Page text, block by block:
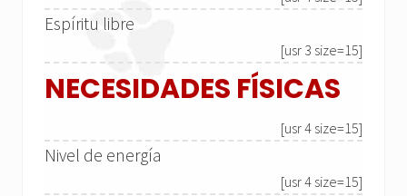
Espíritu libre
[usr 3 size=15]
NECESIDADES FÍSICAS
[usr 4 size=15]
Nivel de energía
[usr 4 size=15]